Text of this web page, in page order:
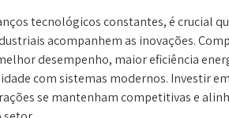
tecnológicos constantes, é crucial
acompanhem as inovações.
desempenho, maior eficiência
com sistemas modernos. Investir
se mantenham competitivas e